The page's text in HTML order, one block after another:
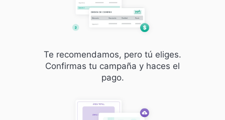
Te recomendamos, pero tú eliges.
Confirmas tu campaña y haces el
pago.